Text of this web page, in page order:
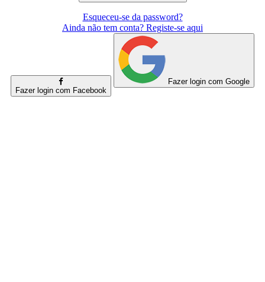
Esqueceu-se da password?
Ainda não tem conta? Registe-se aqui
Fazer login com Facebook
Fazer login com Google